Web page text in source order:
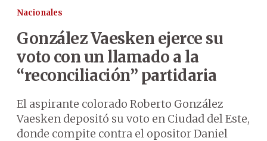
Nacionales
González Vaesken ejerce su
voto con un llamado a la
“reconciliación” partidaria
El aspirante colorado Roberto González
Vaesken depositó su voto en Ciudad del Este,
donde compite contra el opositor Daniel